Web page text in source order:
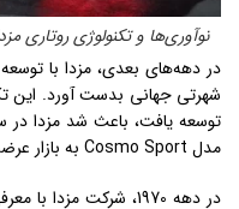
نوآوری‌ها و تکنولوژی روتاری
شهرتی جهانی بدست آورد. این
مدل Cosmo Sport به بازار عرضه کند.